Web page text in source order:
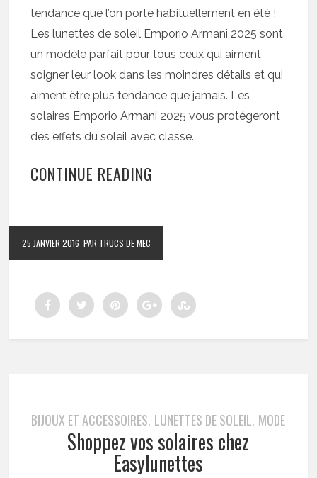
tendance que l’on porte habituellement en été !
Les lunettes de soleil Emporio Armani 2025 sont
un modèle parfait pour tous ceux qui aiment
soigner leur look dans les moindres détails et qui
aiment être plus tendance que jamais. Les
solaires Emporio Armani 2025 vous protégeront
des effets du soleil avec classe.
CONTINUE READING
25 JANVIER 2016 PAR TRUCS DE MEC
BIJOUX ET ACCESSOIRES, LUNETTES DE SOLEIL, MODE
Shoppez vos solaires chez
Easylunettes